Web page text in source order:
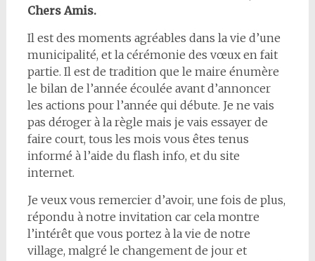
Chers Amis.
Il est des moments agréables dans la vie d’une
municipalité, et la cérémonie des vœux en fait
partie. Il est de tradition que le maire énumère
le bilan de l’année écoulée avant d’annoncer
les actions pour l’année qui débute. Je ne vais
pas déroger à la règle mais je vais essayer de
faire court, tous les mois vous êtes tenus
informé à l’aide du flash info, et du site
internet.
Je veux vous remercier d’avoir, une fois de plus,
répondu à notre invitation car cela montre
l’intérêt que vous portez à la vie de notre
village, malgré le changement de jour et